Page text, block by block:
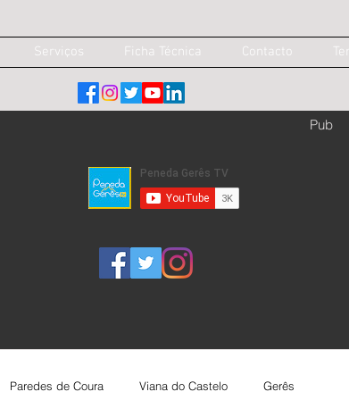
Serviços Ficha Técnica Contacto
Pub
Paredes de Coura Viana do Castelo Gerês